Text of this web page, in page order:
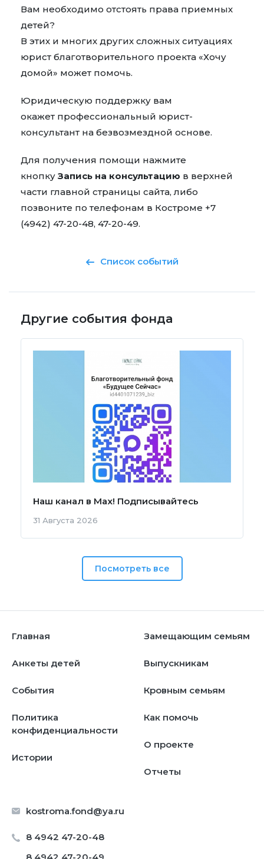
Вам необходимо отстоять права приемных
детей?
В этих и многих других сложных ситуациях
юрист благотворительного проекта «Хочу
домой» может помочь.
Юридическую поддержку вам
окажет профессиональный юрист-
консультант на безвозмездной основе.
Для получения помощи нажмите
кнопку Запись на консультацию в верхней
части главной страницы сайта, либо
позвоните по телефонам в Костроме +7
(4942) 47-20-48, 47-20-49.
Список событий
Другие события фонда
Наш канал в Мах! Подписывайтесь
31 Августа 2026
Посмотреть все
kostroma.fond@ya.ru
8 4942 47-20-48
Главная
Анкеты детей
События
Политика
конфиденциальности
Истории
Замещающим семьям
Выпускникам
Кровным семьям
Как помочь
О проекте
Отчеты